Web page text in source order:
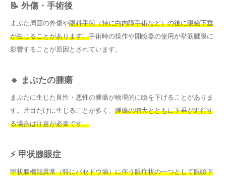
📝 外傷・手術後
まぶた周囲の外傷や眼科手術（特に白内障手術など）の後に眼瞼下垂
が生じることがあります。手術時の操作や開瞼器の使用が挙筋腱膜に
影響することが原因とされています。
🔸 まぶたの腫瘍
まぶたに生じた良性・悪性の腫瘍が物理的に瞼を下げることがありま
す。片目だけに生じることが多く、 腫瘍の増大とともに下垂が進行す
る場合は注意が必要です。
⚡ 甲状腺眼症
甲状腺機能異常（特にバセドウ病）に伴う眼症状の一つとして眼瞼下